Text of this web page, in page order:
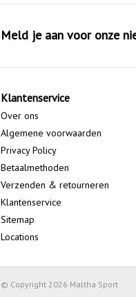
Meld je aan voor onze
Klantenservice
Over ons
Algemene voorwaarden
Privacy Policy
Betaalmethoden
Verzenden & retourneren
Klantenservice
Sitemap
Locations
© Copyright 2026 Maltha Sport